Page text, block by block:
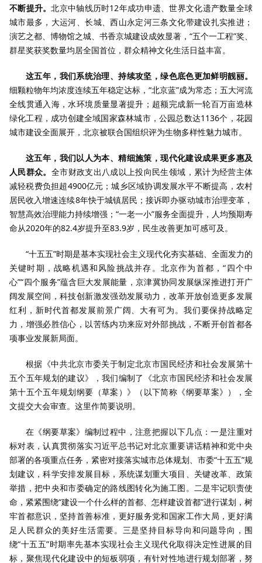
不断提升。北京中轴线历时12年成功申遗、世界文化遗产数量全球
城市最多，大运河、长城、西山永定河三条文化带建设扎实推进；
演艺之都、博物馆之城、书香京城建设成效显著，“五个一工程”奖、
群星奖获奖数量均居全国首位，群众精神文化生活日益丰富。
这五年，我们系统治理、持续攻坚，绿色底色更加鲜明靓丽。
细颗粒物年均浓度连续五年稳定达标，“北京蓝”成为常态；五大河流
全线贯通入海，水环境质量显著提升；超额完成新一轮百万亩造林
绿化工程，成功创建全域国家森林城市，公园总数达1136个，花园
城市建设全面展开，北京被联合国组织评为生物多样性魅力城市。
这五年，我们以人为本、精细施策，现代化建设成果更多惠及
人民群众。 全市财政支出八成以上投向民生领域，累计为经营主体
减轻税费负担超4900亿元；城乡区域协调发展水平不断提高，农村
居民收入增速连续8年快于城镇居民；接诉即办驱动城市治理变革，
智慧高效治理能力持续增强；“一老一小”服务全面提升，人均预期寿
命从2020年的82.4岁提升至83.9岁，民生改善更加可感可及。
“十五五”时期是基本实现社会主义现代化夯实基础、全面发力的
关键时期，战略机遇和风险挑战并存。北京作为首都，“四个中
心”“四个服务”蕴含巨大发展能量，京津冀协同发展纵深推进打开广
阔发展空间，科技创新激发强劲发展动力，改革开放创造更多发展
红利，新时代首都发展前景广阔、大有可为。我们要保持战略定
力，增强必胜信心，以苦练内功来应对外部挑战，不断开创首都各
项事业发展新局面。
根据《中共北京市委关于制定北京市国民经济和社会发展第十
五个五年规划的建议》，我们编制了《北京市国民经济和社会发展
第十五个五年规划纲要（草案）》（以下简称《纲要草案》），全
文提交大会审查。这里作简要说明。
在《纲要草案》编制过程中，注意把握以下几点：一是注重对
标对表，认真贯彻落实习近平总书记对北京重要讲话精神和党中央
部署的各项重点任务，紧密对接落实城市总体规划、市委“十五五”规
划建议，科学安排发展目标，系统谋划重大项目、关键改革、政策
举措，把中央和市委确定的路线图转化为施工图。二是牢记职责使
命，紧紧围绕“建设一个什么样的首都、怎样建设首都”进行谋划，树
牢首都意识，坚持首善标准，更好服务党和国家工作大局，更好满
足人民群众的美好生活需要。三是坚持目标导向和问题导向，围
绕“十五五”时期率先基本实现社会主义现代化取得决定性进展的目
标，聚焦现代化建设中的短板弱项，有针对性地进行规划部署，努